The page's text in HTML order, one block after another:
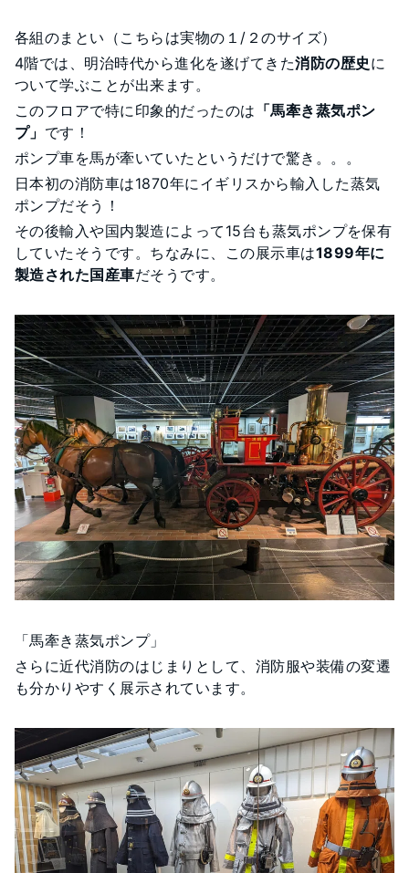
各組のまとい（こちらは実物の１/２のサイズ）
4階では、明治時代から進化を遂げてきた消防の歴史 に
ついて学ぶことが出来ます。
このフロアで特に印象的だったのは 「馬牽き蒸気ポン
プ」 です！
ポンプ車を馬が牽いていたというだけで驚き。。。
日本初の消防車は1870年にイギリスから輸入した蒸気
ポンプだそう！
その後輸入や国内製造によって15台も蒸気ポンプを保有
していたそうです。ちなみに、この展示車は1899年に
製造された国産車だそうです。
「馬牽き蒸気ポンプ」
さらに近代消防のはじまりとして、消防服や装備の変遷
も分かりやすく展示されています。